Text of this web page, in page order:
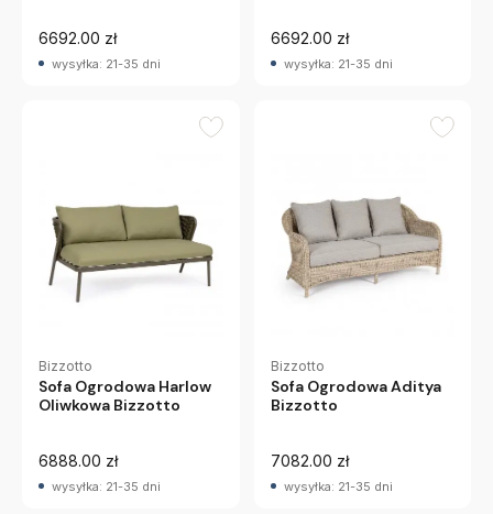
6692.00 zł
wysyłka: 21-35 dni
6692.00 zł
wysyłka: 21-35 dni
Bizzotto
Sofa Ogrodowa Harlow
Oliwkowa Bizzotto
6888.00 zł
wysyłka: 21-35 dni
Bizzotto
Sofa Ogrodowa Aditya
Bizzotto
7082.00 zł
wysyłka: 21-35 dni